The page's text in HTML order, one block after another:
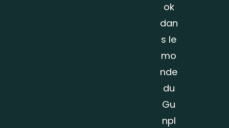
ok
dan
s le
mo
nde
du
Gu
npl